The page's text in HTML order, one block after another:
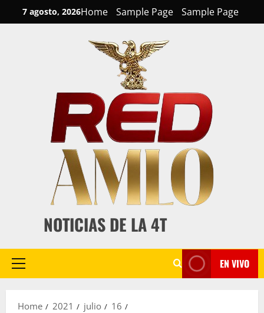
to
7 agosto, 2026Home Sample Page Sample Page
NOTICIAS DE LA 4T
Primary
EN VIVO
Home 2021 julio
16